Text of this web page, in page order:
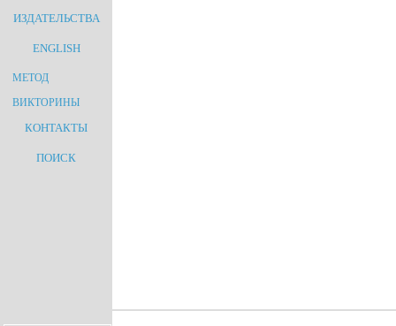
ИЗДАТЕЛЬСТВА
ENGLISH
МЕТОД
ВИКТОРИНЫ
КОНТАКТЫ
ПОИСК